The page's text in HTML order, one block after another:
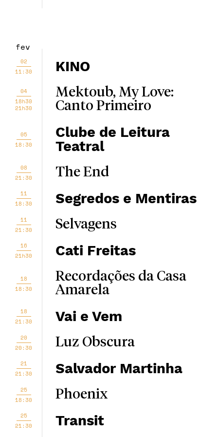
fev
02
11:30
KINO
04
18h30
21h30
Mektoub, My Love:
Canto Primeiro
05
18:30
Clube de Leitura
Teatral
08
21:30
The End
11
18:30
Segredos e Mentiras
11
21:30
Selvagens
16
21h30
Cati Freitas
18
18:30
Recordações da Casa
Amarela
18
21:30
Vai e Vem
20
20:30
Luz Obscura
21
21:30
Salvador Martinha
25
18:30
Phoenix
25
21:30
Transit